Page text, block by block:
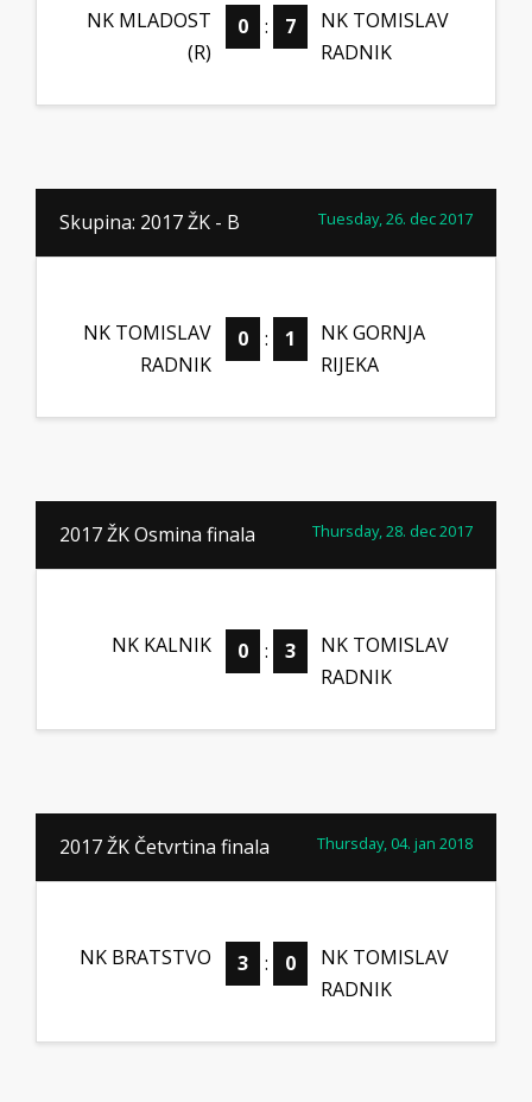
NK MLADOST
(R)
0 : 7
NK TOMISLAV
RADNIK
Skupina: 2017 ŽK - B Tuesday, 26. dec 2017
NK TOMISLAV
RADNIK
0 : 1
NK GORNJA
RIJEKA
2017 ŽK Osmina finala Thursday, 28. dec 2017
NK KALNIK 0 : 3
NK TOMISLAV
RADNIK
2017 ŽK Četvrtina finala Thursday, 04. jan 2018
NK BRATSTVO 3 : 0
NK TOMISLAV
RADNIK